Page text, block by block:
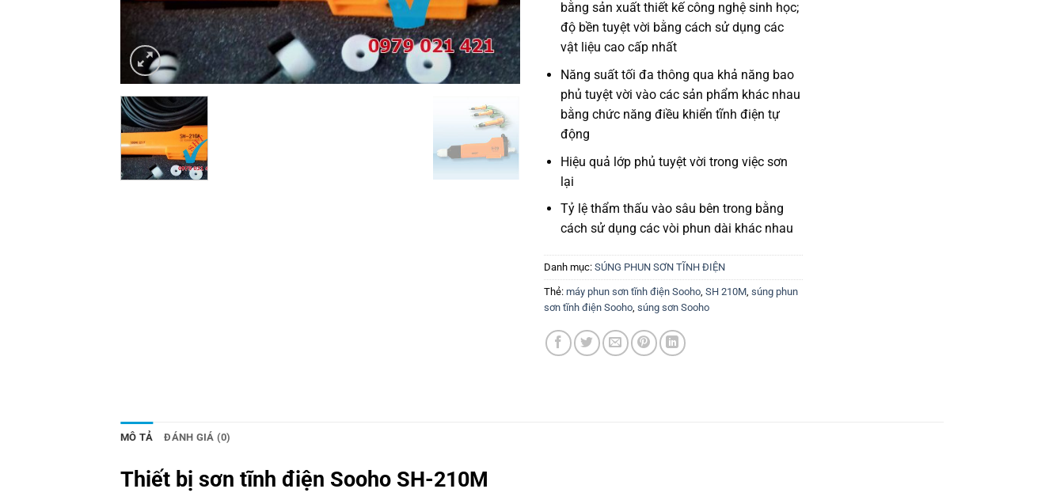
bằng sản xuất thiết kế công nghệ sinh học;
độ bền tuyệt vời bằng cách sử dụng các
vật liệu cao cấp nhất
Năng suất tối đa thông qua khả năng bao
phủ tuyệt vời vào các sản phẩm khác nhau
bằng chức năng điều khiển tĩnh điện tự
động
Hiệu quả lớp phủ tuyệt vời trong việc sơn
lại
Tỷ lệ thẩm thấu vào sâu bên trong bằng
cách sử dụng các vòi phun dài khác nhau
Danh mục: SÚNG PHUN SƠN TĨNH ĐIỆN
Thẻ: máy phun sơn tĩnh điện Sooho SH 210M súng phun
sơn tĩnh điện Sooho súng sơn Sooho
MÔ TẢ ĐÁNH GIÁ (0)
Thiết bị sơn tĩnh điện Sooho SH-210M